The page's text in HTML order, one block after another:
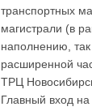
транспортных
магистрали (в
наполнению,
расширенной
ТРЦ
Главный вход на